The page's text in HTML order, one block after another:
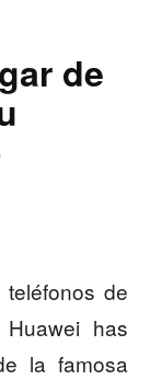
de
de
has
la famosa